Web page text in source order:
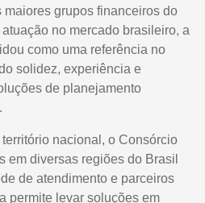
maiores grupos financeiros do
no mercado brasileiro, a
como uma referência no
solidez, experiência e
de planejamento
nacional, o Consórcio
em diversas regiões do Brasil
de atendimento e parceiros
permite levar soluções em